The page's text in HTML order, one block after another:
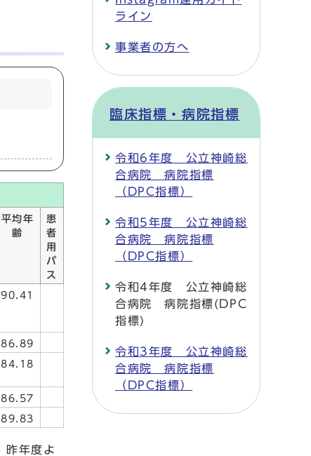
平均年
齢
患
者
用
パ
ス
90.41
86.89
84.18
86.57
89.83
昨年度よ
ライン
事業者の方へ
臨床指標・病院指標
令和6年度 公立神崎総
合病院 病院指標
（DPC指標）
令和5年度 公立神崎総
合病院 病院指標
（DPC指標）
令和4年度 公立神崎総
合病院 病院指標(DPC
指標)
令和3年度 公立神崎総
合病院 病院指標
（DPC指標）